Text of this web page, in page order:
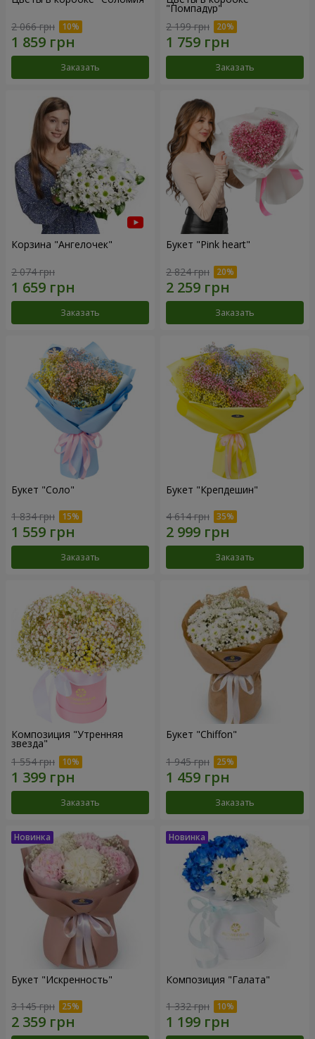
2 066 грн
Заказать
"Помпадур"
2 199 грн
Заказать
Корзина "Ангелочек"
2 074 грн
Заказать
Букет "Pink heart"
2 824 грн
Заказать
Букет "Соло"
1 834 грн
Заказать
Букет "Крепдешин"
4 614 грн
Заказать
Композиция "Утренняя
звезда"
1 554 грн
Заказать
Букет "Chiffon"
1 945 грн
Заказать
Букет "Искренность"
3 145 грн
Композиция "Галата"
1 332 грн